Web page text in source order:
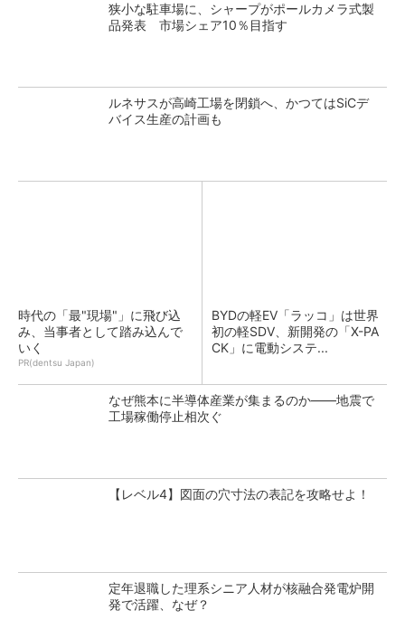
狭小な駐車場に、シャープがポールカメラ式製
品発表 市場シェア10％目指す
ルネサスが高崎工場を閉鎖へ、かつてはSiCデ
バイス生産の計画も
時代の「最"現場"」に飛び込
み、当事者として踏み込んで
いく
PR(dentsu Japan)
BYDの軽EV「ラッコ」は世界
初の軽SDV、新開発の「X-PA
CK」に電動システ...
なぜ熊本に半導体産業が集まるのか――地震で
工場稼働停止相次ぐ
【レベル4】図面の穴寸法の表記を攻略せよ！
定年退職した理系シニア人材が核融合発電炉開
発で活躍、なぜ？